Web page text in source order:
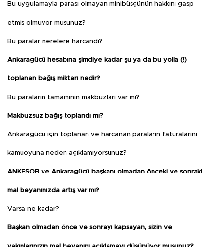
Bu uygulamayla parası olmayan minibüsçünün hakkını gasp
etmiş olmuyor musunuz?
Bu paralar nerelere harcandı?
Ankaragücü hesabına şimdiye kadar şu ya da bu yolla (!)
toplanan bağış miktarı nedir?
Bu paraların tamamının makbuzları var mı?
Makbuzsuz bağış toplandı mı?
Ankaragücü için toplanan ve harcanan paraların faturalarını
kamuoyuna neden açıklamıyorsunuz?
ANKESOB ve Ankaragücü başkanı olmadan önceki ve sonraki
mal beyanınızda artış var mı?
Varsa ne kadar?
Başkan olmadan önce ve sonrayı kapsayan, sizin ve